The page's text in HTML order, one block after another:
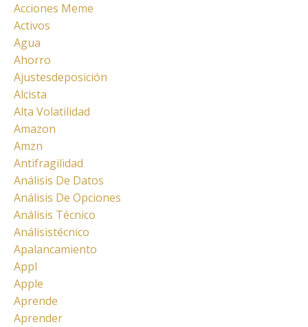
Acciones Meme
Activos
Agua
Ahorro
Ajustesdeposición
Alcista
Alta Volatilidad
Amazon
Amzn
Antifragilidad
Análisis De Datos
Análisis De Opciones
Análisis Técnico
Análisistécnico
Apalancamiento
Appl
Apple
Aprende
Aprender